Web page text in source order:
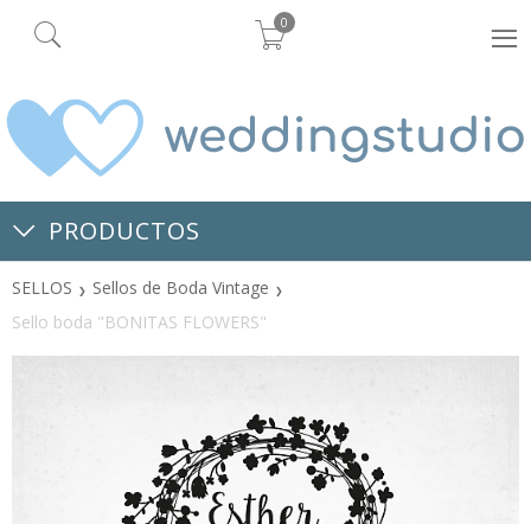
0
PRODUCTOS
SELLOS
Sellos de Boda Vintage
Sello boda "BONITAS FLOWERS"